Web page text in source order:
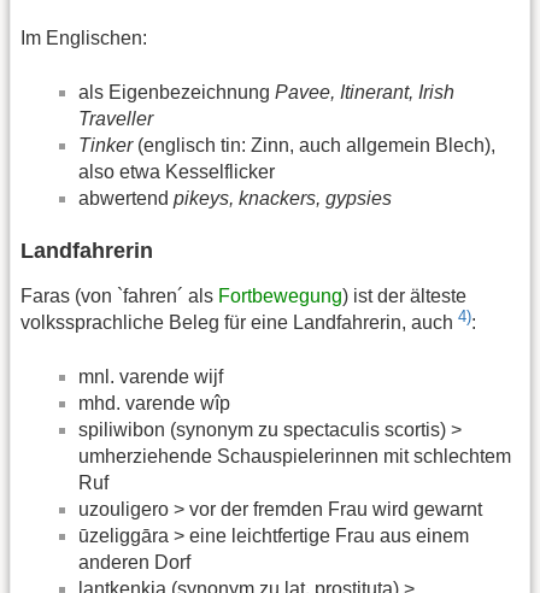
Im Englischen:
als Eigenbezeichnung Pavee, Itinerant, Irish
Traveller
Tinker(englisch tin: Zinn, auch allgemein Blech),
also etwa Kesselflicker
abwertend pikeys, knackers, gypsies
Landfahrerin
Faras (von `fahren´ als Fortbewegung) ist der älteste
volkssprachliche Beleg für eine Landfahrerin, auch 4):
mnl. varende wijf
mhd. varende wîp
spiliwibon (synonym zu spectaculis scortis) >
umherziehende Schauspielerinnen mit schlechtem
Ruf
uzouligero > vor der fremden Frau wird gewarnt
ūzeliggāra > eine leichtfertige Frau aus einem
anderen Dorf
lantkenkia (synonym zu lat. prostituta) >